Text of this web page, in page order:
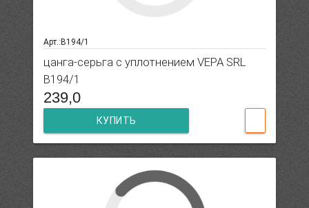
Арт.:B194/1
цанга-серьга с уплотнением VEPA SRL
B194/1
239,0
КУПИТЬ